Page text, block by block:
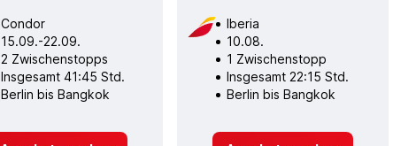
Condor
15.09.-22.09.
2 Zwischenstopps
Insgesamt 41:45 Std.
Berlin bis Bangkok
Iberia
10.08.
1 Zwischenstopp
Insgesamt 22:15 Std.
Berlin bis Bangkok